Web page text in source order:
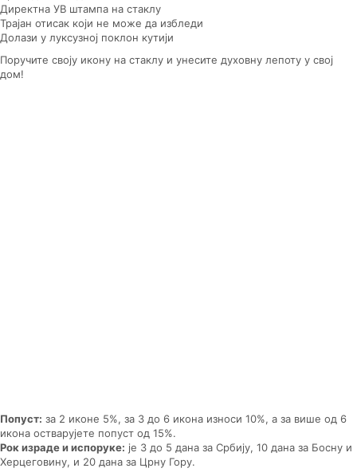
Директна УВ штампа на стаклу
Трајан отисак који не може да избледи
Долази у луксузној поклон кутији
Поручите своју икону на стаклу и унесите духовну лепоту у свој
дом!
Попуст: за 2 иконе 5%, за 3 до 6 икона износи 10%, а за више од 6
икона остварујете попуст од 15%.
Рок израде и испоруке: је 3 до 5 дана за Србију, 10 дана за Босну и
Херцеговину, и 20 дана за Црну Гору.